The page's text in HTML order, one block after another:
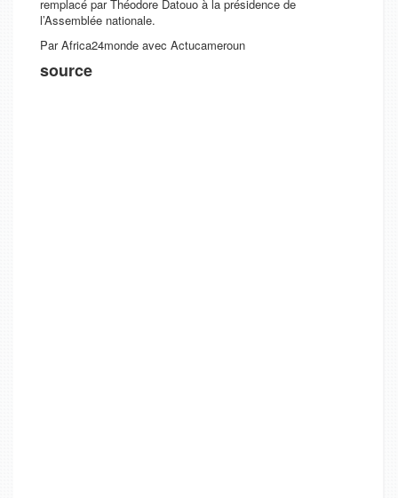
remplacé par Théodore Datouo à la présidence de
l’Assemblée nationale.
Par Africa24monde avec Actucameroun
source